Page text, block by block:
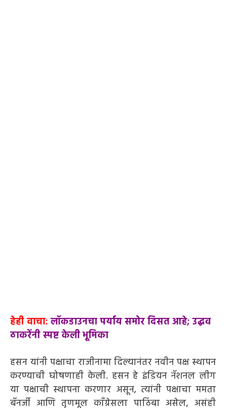
हेही वाचा: लॉकडाउनचा पर्याय समोर दिसत आहे; उद्धव
ठाकरेंनी स्पष्ट केली भूमिका
हसन यांनी पक्षाचा राजीनामा दिल्यानंतर नवीन पक्ष स्थापन
करण्याची घोषणाही केली. हसन हे इंडियन नॅशनल लीग
या पक्षाची स्थापना करणार असून, त्यांनी पक्षाचा ममता
बॅनर्जी आणि तृणमूल काँग्रेसला पाठिंबा असेल, असंही